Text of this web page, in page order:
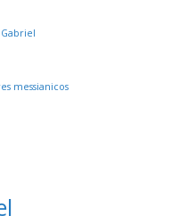
messianicos